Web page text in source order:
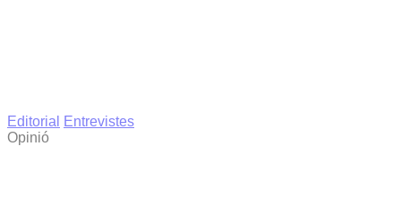
Editorial
Entrevistes
Opinió